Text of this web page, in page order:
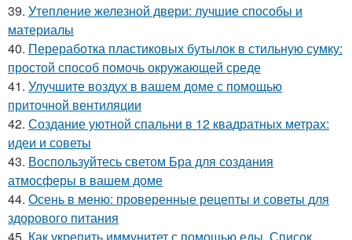
39. Утепление железной двери: лучшие способы и
материалы
40. Переработка пластиковых бутылок в стильную сумку:
простой способ помочь окружающей среде
41. Улучшите воздух в вашем доме с помощью
приточной вентиляции
42. Создание уютной спальни в 12 квадратных метрах:
идеи и советы
43. Воспользуйтесь светом Бра для создания
атмосферы в вашем доме
44. Осень в меню: проверенные рецепты и советы для
здорового питания
45. Как укрепить иммунитет с помощью еды. Список